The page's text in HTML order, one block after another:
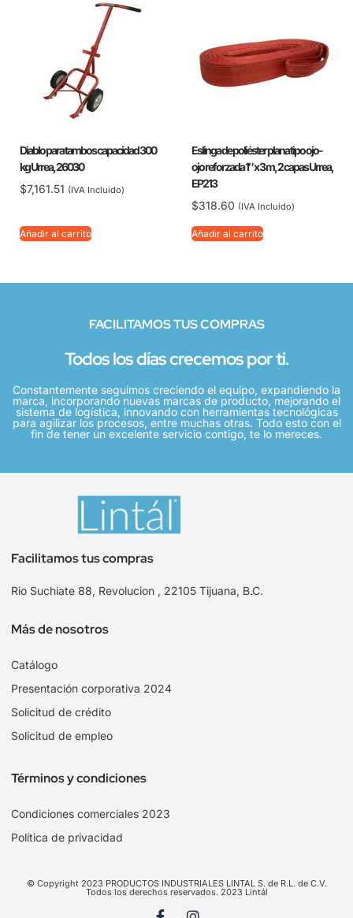
Diablo para tambos capacidad 300
kg Urrea, 26030
$7,161.51 (IVA Incluido)
Añadir al carrito
Eslinga de poliéster plana tipo ojo-
ojo reforzada 1″ x 3 m, 2 capas Urrea,
EP213
$318.60 (IVA Incluido)
Añadir al carrito
FACILITAMOS TUS COMPRAS
Todos los días crecemos por ti.
Constantemente seguimos creciendo el equipo, expandiendo la
marca, incorporando nuevas marcas de producto, mejorando el
sistema de logística, innovando con herramientas tecnológicas
para agilizar los procesos, entre muchas otras. Todo esto con el
fin de tener un excelente servicio contigo, te lo mereces.
Facilitamos tus compras
Rio Suchiate 88, Revolucion , 22105 Tijuana, B.C.
Más de nosotros
Catálogo
Presentación corporativa 2024
Solicitud de crédito
Solicitud de empleo
Términos y condiciones
Condiciones comerciales 2023
Política de privacidad
© Copyright 2023 PRODUCTOS INDUSTRIALES LINTAL S. de R.L. de C.V.
Todos los derechos reservados. 2023 Lintál